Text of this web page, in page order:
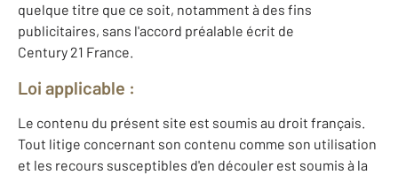
quelque titre que ce soit, notamment à des fins
publicitaires, sans l'accord préalable écrit de
Century 21 France.
Loi applicable :
Le contenu du présent site est soumis au droit français.
Tout litige concernant son contenu comme son utilisation
et les recours susceptibles d'en découler est soumis à la